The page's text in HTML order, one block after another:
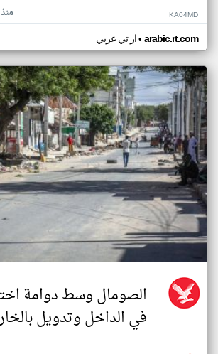
KA04MD
ار تي عربي• arabic.rt.com
الصومال وسط دوامة
في الداخل وتدويل